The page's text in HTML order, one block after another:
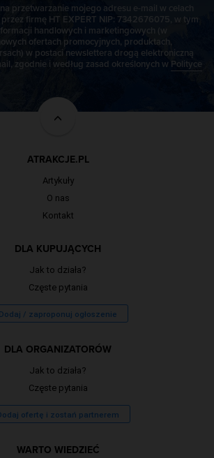
przetwarzanie mojego adresu e-mail w celach
firmę HT EXPERT NIP: 7342676075, w tym
handlowych i marketingowych (w
ofertach promocyjnych, produktach,
w postaci newslettera drogą elektroniczną
zgodnie i według zasad określonych w Polityce
ATRAKCJE.PL
Artykuły
O nas
Kontakt
DLA KUPUJĄCYCH
Jak to działa?
Częste pytania
Dodaj / zaproponuj ogłoszenie
DLA ORGANIZATORÓW
Jak to działa?
Częste pytania
ofertę i zostań partnerem
WARTO WIEDZIEĆ